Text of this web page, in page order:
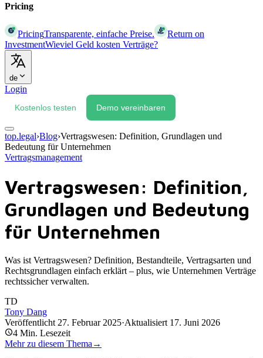
Pricing
PricingTransparente, einfache Preise.
Return on
InvestmentWieviel Geld kosten Verträge?
de
Login
Kostenlos testen Demo vereinbaren
top.legal›Blog›Vertragswesen: Definition, Grundlagen und
Bedeutung für Unternehmen
Vertragsmanagement
Vertragswesen: Definition,
Grundlagen und Bedeutung
für Unternehmen
Was ist Vertragswesen? Definition, Bestandteile, Vertragsarten und
Rechtsgrundlagen einfach erklärt – plus, wie Unternehmen Verträge
rechtssicher verwalten.
TD
Tony Dang
Veröffentlicht 27. Februar 2025·Aktualisiert 17. Juni 2026
4 Min. Lesezeit
Mehr zu diesem Thema →